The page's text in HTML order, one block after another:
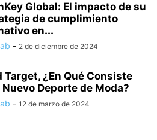
Global: El impacto de su
de cumplimiento
en...
- 2 de diciembre de 2024
Target, ¿En Qué Consiste
Nuevo Deporte de Moda?
- 12 de marzo de 2024